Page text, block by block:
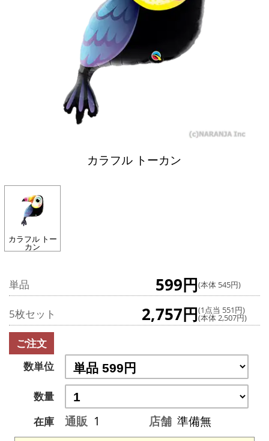
カラフル トーカン
カラフル トー
カン
単品 599円(本体 545円)
5枚セット 2,757円(1点当 551円)
(本体 2,507円)
ご注文
数単位
数量
在庫
通販 1 店舗 準備無